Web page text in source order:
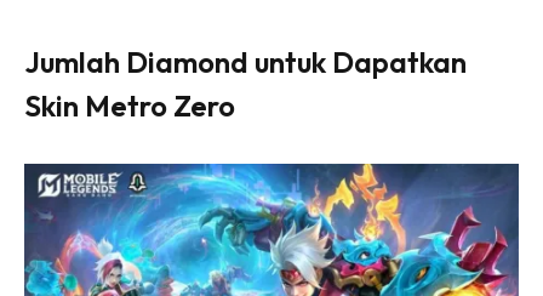
Jumlah Diamond untuk Dapatkan
Skin Metro Zero